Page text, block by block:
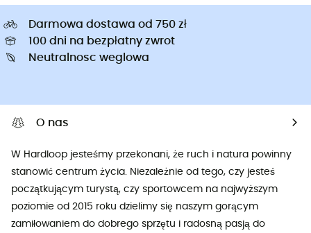
Darmowa dostawa od 750 zł
100 dni na bezpłatny zwrot
Neutralnosc weglowa
O nas
W Hardloop jesteśmy przekonani, że ruch i natura powinny
stanowić centrum życia. Niezależnie od tego, czy jesteś
początkującym turystą, czy sportowcem na najwyższym
poziomie od 2015 roku dzielimy się naszym gorącym
zamiłowaniem do dobrego sprzętu i radosną pasją do